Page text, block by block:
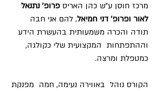
מרכז חוסן ע"ש כהן האריס פרופ' נתנאל
לאור ופרופ' דני חמיאל, להם אני חבה
תודה והכרה משמעותית בהעשרת הידע
וההתפתחות  המקצועית שלי כקולגה,
כמטפלת ומרצה.
הקורס נוהל  באווירה נעימה, חמה  מפנקת